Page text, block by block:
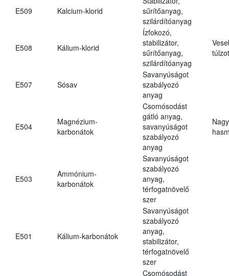
E509 Kalcium-klorid
sűrítőanyag,
szilárdítóanyag
E508 Kálium-klorid
Ízfokozó,
stabilizátor,
sűrítőanyag,
szilárdítóanyag
E507 Sósav
Savanyúságot
szabályozó
anyag
E504
Magnézium-
karbonátok
Csomósodást
gátló anyag,
savanyúságot
szabályozó
anyag
E503
Ammónium-
karbonátok
Savanyúságot
szabályozó
anyag,
térfogatnövelő
szer
E501 Kálium-karbonátok
Savanyúságot
szabályozó
anyag,
stabilizátor,
térfogatnövelő
szer
Csomósodást